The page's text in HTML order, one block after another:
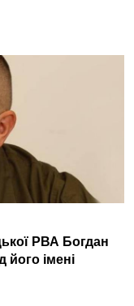
РВА Богдан
його імені